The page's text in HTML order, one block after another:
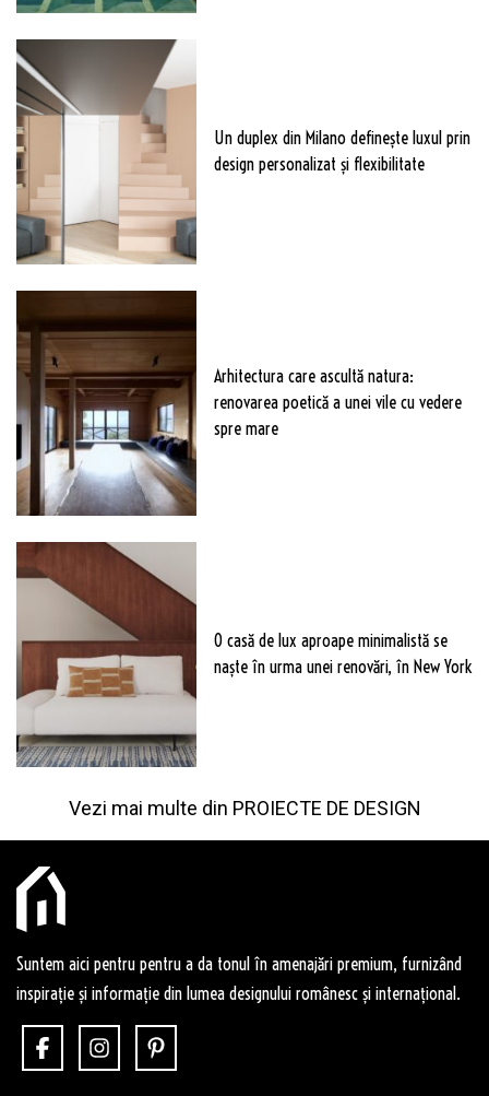
Un duplex din Milano definește luxul prin
design personalizat și flexibilitate
Arhitectura care ascultă natura:
renovarea poetică a unei vile cu vedere
spre mare
O casă de lux aproape minimalistă se
naște în urma unei renovări, în New York
Vezi mai multe din PROIECTE DE DESIGN
Suntem aici pentru pentru a da tonul în amenajări premium, furnizând
inspirație și informație din lumea designului românesc și internațional.